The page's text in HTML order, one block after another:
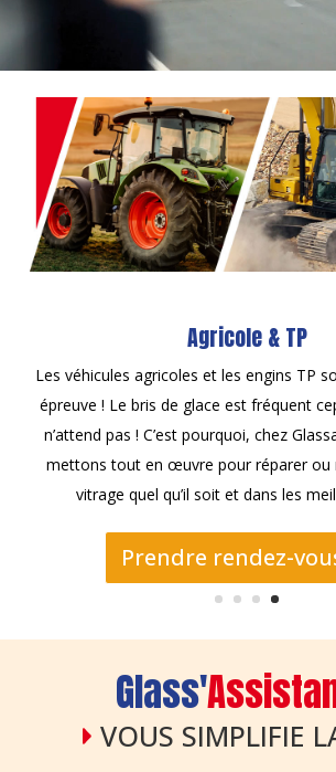
Agricole & TP
Les véhicules agricoles et les engins TP
épreuve ! Le bris de glace est fréquent
n’attend pas ! C’est pourquoi, chez
mettons tout en œuvre pour réparer ou
vitrage quel qu’il soit et dans les
Prendre rendez-
Glass'
VOUS SIMPLIFIE